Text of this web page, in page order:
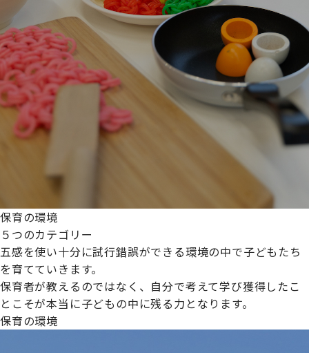
保育の環境
５つのカテゴリー
五感を使い十分に試行錯誤ができる環境の中で子どもたち
を育てていきます。
保育者が教えるのではなく、自分で考えて学び獲得したこ
とこそが本当に子どもの中に残る力となります。
保育の環境